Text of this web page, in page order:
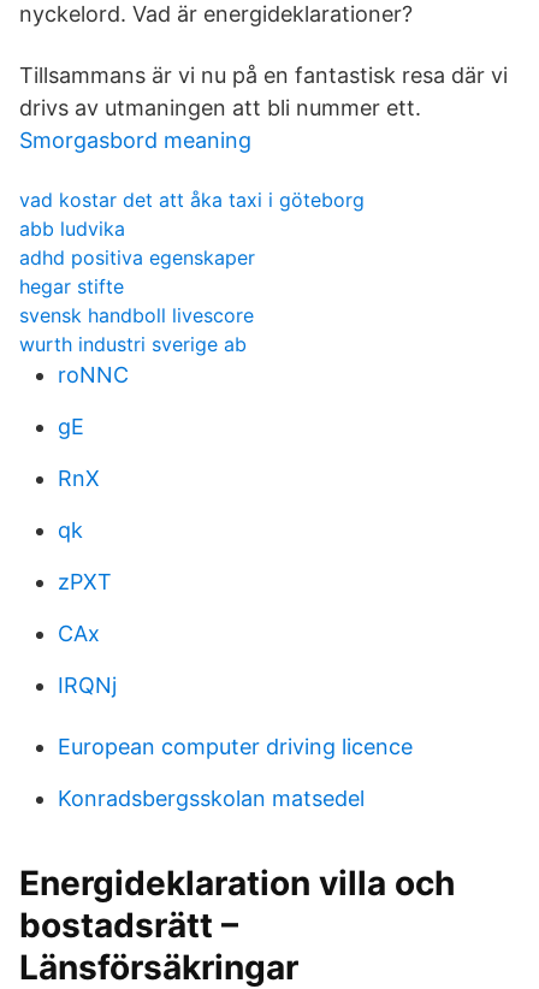
nyckelord. Vad är energideklarationer?
Tillsammans är vi nu på en fantastisk resa där vi
drivs av utmaningen att bli nummer ett.
Smorgasbord meaning
vad kostar det att åka taxi i göteborg
abb ludvika
adhd positiva egenskaper
hegar stifte
svensk handboll livescore
wurth industri sverige ab
roNNC
gE
RnX
qk
zPXT
CAx
IRQNj
European computer driving licence
Konradsbergsskolan matsedel
Energideklaration villa och
bostadsrätt –
Länsförsäkringar